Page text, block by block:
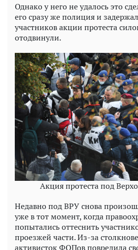
Однако у него не удалось это
его сразу же полиция и
участников акции протеста
отодвинули.
Акция протеста под
Недавно под ВРУ снова
уже в тот момент, когда
попытались оттеснить
проезжей части. Из-за
активисток ФОПов повредила